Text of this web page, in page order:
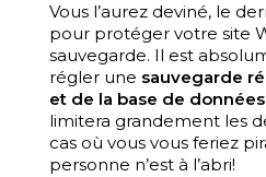
Vous l’aurez deviné, le
pour protéger votre site
sauvegarde. Il est
régler une sauvegarde
et de la base de
limitera grandement les
cas où vous vous feriez
personne n’est à l’abri!